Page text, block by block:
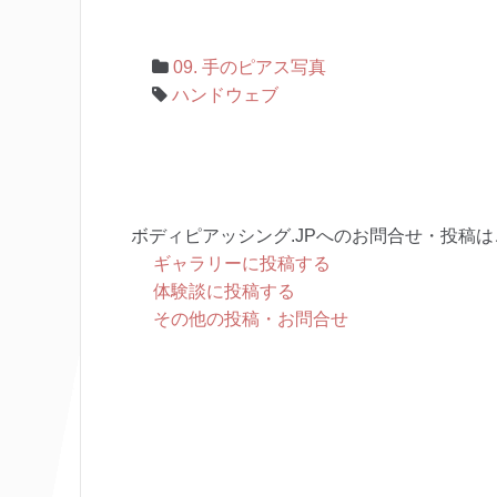
09. 手のピアス写真
ハンドウェブ
ボディピアッシング.JPへのお問合せ・投稿
ギャラリーに投稿する
体験談に投稿する
その他の投稿・お問合せ